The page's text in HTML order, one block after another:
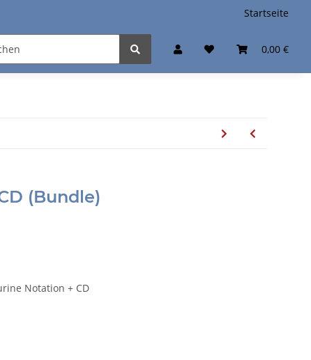
Startseite
0,00 €
(Bundle)
Notation + CD